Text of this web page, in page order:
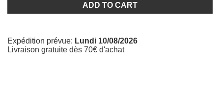
ADD TO CART
Expédition prévue: Lundi 10/08/2026
Livraison gratuite dès 70€ d'achat